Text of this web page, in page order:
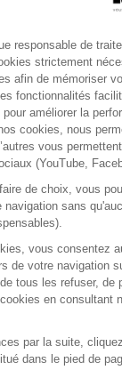
responsable de
strictement
afin de mémoriser
fonctionnalités
améliorer la
cookies, nous
vous
(YouTube,
de choix, vous
navigation sans
vous consentez
de votre navigation
tous les refuser, de
en consultant
par la suite,
dans le pied de
:
Assistance
Gestion
de
générales
une alerte
recueil et de